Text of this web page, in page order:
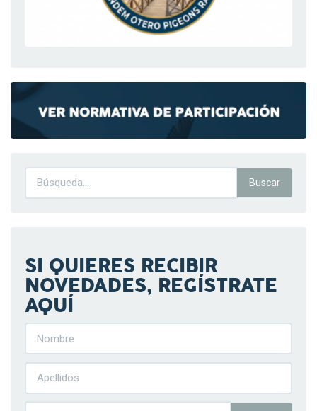
SI QUIERES RECIBIR
NOVEDADES, REGÍSTRATE
AQUÍ